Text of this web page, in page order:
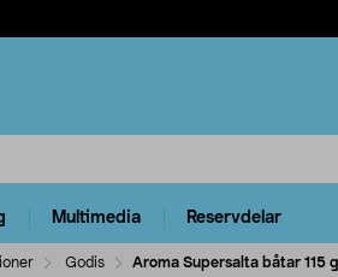
Multimedia Reservdelar
Godis Aroma Supersalta båtar 115 g